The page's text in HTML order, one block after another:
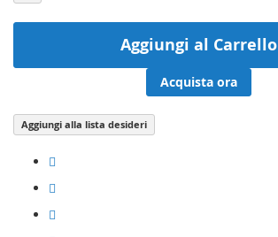
Aggiungi al Carrello
Acquista ora
Aggiungi alla lista desideri